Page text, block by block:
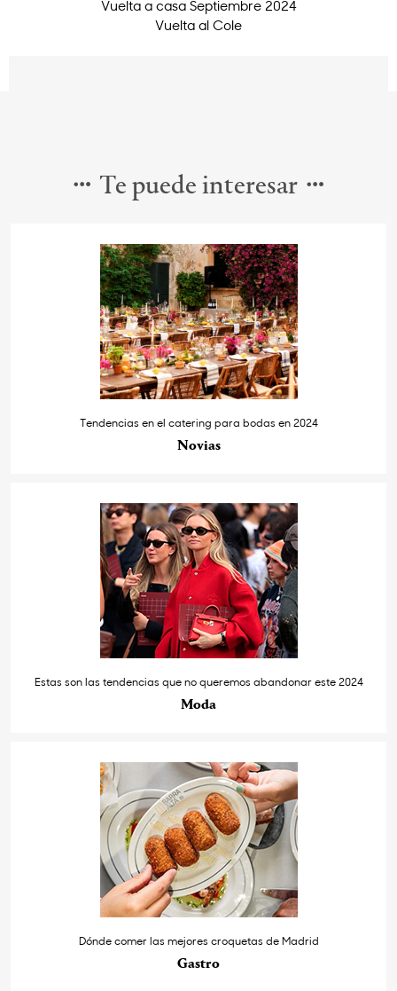
Vuelta a casa Septiembre 2024
Vuelta al Cole
Te puede interesar
Tendencias en el catering para bodas en 2024
Novias
Estas son las tendencias que no queremos abandonar este 2024
Moda
Dónde comer las mejores croquetas de Madrid
Gastro